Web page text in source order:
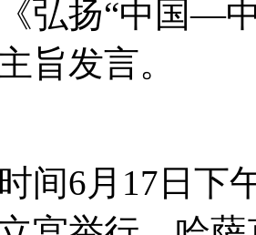
弘扬“中国—
旨发言。
6月17日下午